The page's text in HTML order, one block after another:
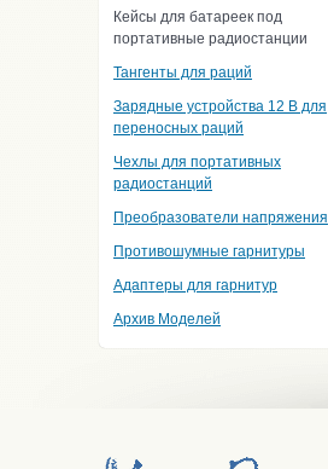
Кейсы для батареек под
портативные радиостанции
Тангенты для раций
Зарядные устройства 12 В для
переносных раций
Чехлы для портативных
радиостанций
Преобразователи напряжения
Противошумные гарнитуры
Адаптеры для гарнитур
Архив Моделей